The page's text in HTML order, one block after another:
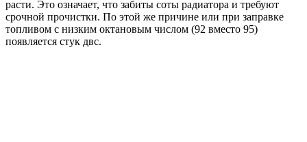
расти. Это означает, что забиты соты радиатора и требуют
срочной прочистки. По этой же причине или при заправке
топливом с низким октановым числом (92 вместо 95)
появляется стук двс.